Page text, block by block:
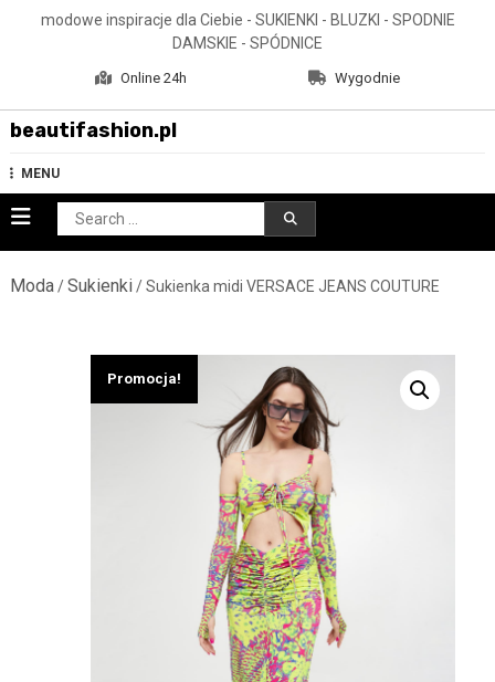
modowe inspiracje dla Ciebie - SUKIENKI - BLUZKI - SPODNIE
DAMSKIE - SPÓDNICE
Online 24h Wygodnie
beautifashion.pl
MENU
Search
for:
Moda/Sukienki/ Sukienka midi VERSACE JEANS COUTURE
Promocja!